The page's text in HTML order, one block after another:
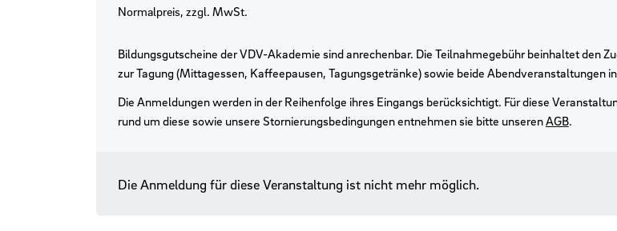
Normalpreis, zzgl. MwSt.
Bildungsgutscheine der VDV-Akademie sind anrechenbar. Die Teilnahmegebühr beinhaltet den
zur Tagung (Mittagessen, Kaffeepausen, Tagungsgetränke) sowie beide Abendveranstaltungen
Die Anmeldungen werden in der Reihenfolge ihres Eingangs berücksichtigt. Für diese
rund um diese sowie unsere Stornierungsbedingungen entnehmen sie bitte unserenAGB.
Die Anmeldung für diese Veranstaltung ist nicht mehr möglich.